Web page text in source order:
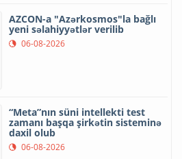
AZCON-a "Azərkosmos"la bağlı
yeni səlahiyyətlər verilib
06-08-2026
“Meta”nın süni intellekti test
zamanı başqa şirkətin sisteminə
daxil olub
06-08-2026